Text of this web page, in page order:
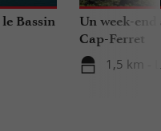
Bassin
Un week-
Cap-Ferret
1,5 km -